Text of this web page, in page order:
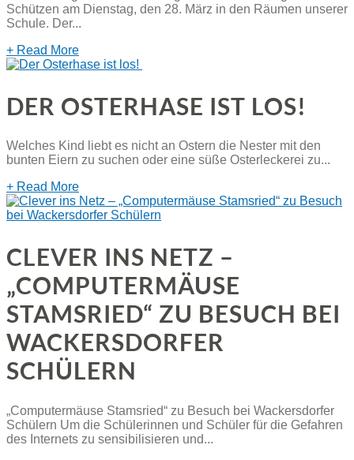
Schützen am Dienstag, den 28. März in den Räumen unserer
Schule. Der...
+ Read More
DER OSTERHASE IST LOS!
Welches Kind liebt es nicht an Ostern die Nester mit den
bunten Eiern zu suchen oder eine süße Osterleckerei zu...
+ Read More
CLEVER INS NETZ –
„COMPUTERMÄUSE
STAMSRIED“ ZU BESUCH BEI
WACKERSDORFER
SCHÜLERN
„Computermäuse Stamsried“ zu Besuch bei Wackersdorfer
Schülern Um die Schülerinnen und Schüler für die Gefahren
des Internets zu sensibilisieren und...